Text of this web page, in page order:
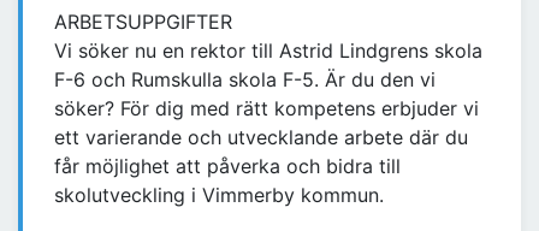
ARBETSUPPGIFTER
Vi söker nu en rektor till Astrid Lindgrens skola
F-6 och Rumskulla skola F-5. Är du den vi
söker? För dig med rätt kompetens erbjuder vi
ett varierande och utvecklande arbete där du
får möjlighet att påverka och bidra till
skolutveckling i Vimmerby kommun.